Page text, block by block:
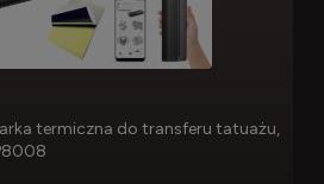
termiczna do transferu tatuażu,